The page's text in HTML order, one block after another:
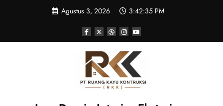
Agustus 3, 2026 3:42:35 PM